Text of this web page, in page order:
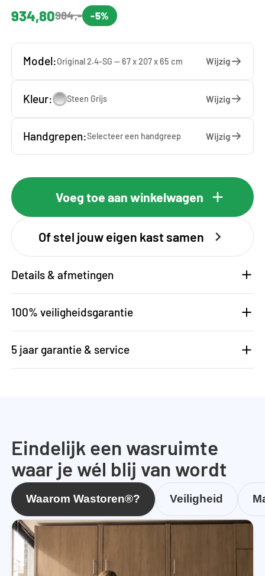
934,80984,- -5%
Model:Original 2.4-SG — 67 x 207 x 65 cm Wijzig
Kleur: Steen Grijs Wijzig
Handgrepen:Selecteer een handgreep Wijzig
Voeg toe aan winkelwagen
Of stel jouw eigen kast samen
Details & afmetingen
100% veiligheidsgarantie
5 jaar garantie & service
Eindelijk een wasruimte
waar je wél blij van wordt
Waarom Wastoren®? Veiligheid